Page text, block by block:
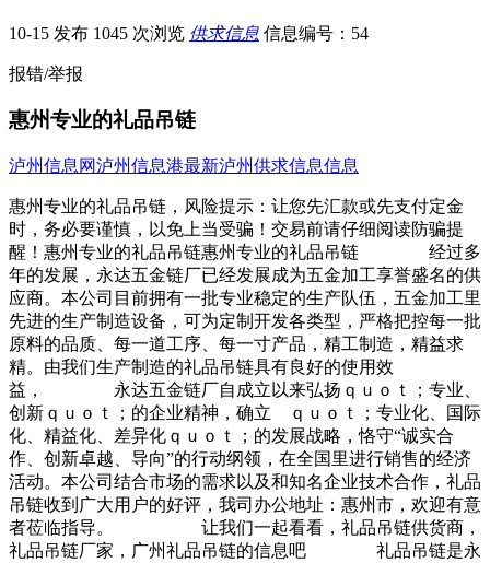
10-15 发布 1045 次浏览 供求信息 信息编号：54
报错/举报
惠州专业的礼品吊链
泸州信息网泸州信息港最新泸州供求信息信息
惠州专业的礼品吊链，风险提示：让您先汇款或先支付定金
时，务必要谨慎，以免上当受骗！交易前请仔细阅读防骗提
醒！惠州专业的礼品吊链惠州专业的礼品吊链 经过多
年的发展，永达五金链厂已经发展成为五金加工享誉盛名的供
应商。本公司目前拥有一批专业稳定的生产队伍，五金加工里
先进的生产制造设备，可为定制开发各类型，严格把控每一批
原料的品质、每一道工序、每一寸产品，精工制造，精益求
精。由我们生产制造的礼品吊链具有良好的使用效
益， 永达五金链厂自成立以来弘扬ｑｕｏｔ；专业、
创新ｑｕｏｔ；的企业精神，确立 ｑｕｏｔ；专业化、国际
化、精益化、差异化ｑｕｏｔ；的发展战略，恪守“诚实合
作、创新卓越、导向”的行动纲领，在全国里进行销售的经济
活动。本公司结合市场的需求以及和知名企业技术合作，礼品
吊链收到广大用户的好评，我司办公地址：惠州市，欢迎有意
者莅临指导。 让我们一起看看，礼品吊链供货商，
礼品吊链厂家，广州礼品吊链的信息吧 礼品吊链是永